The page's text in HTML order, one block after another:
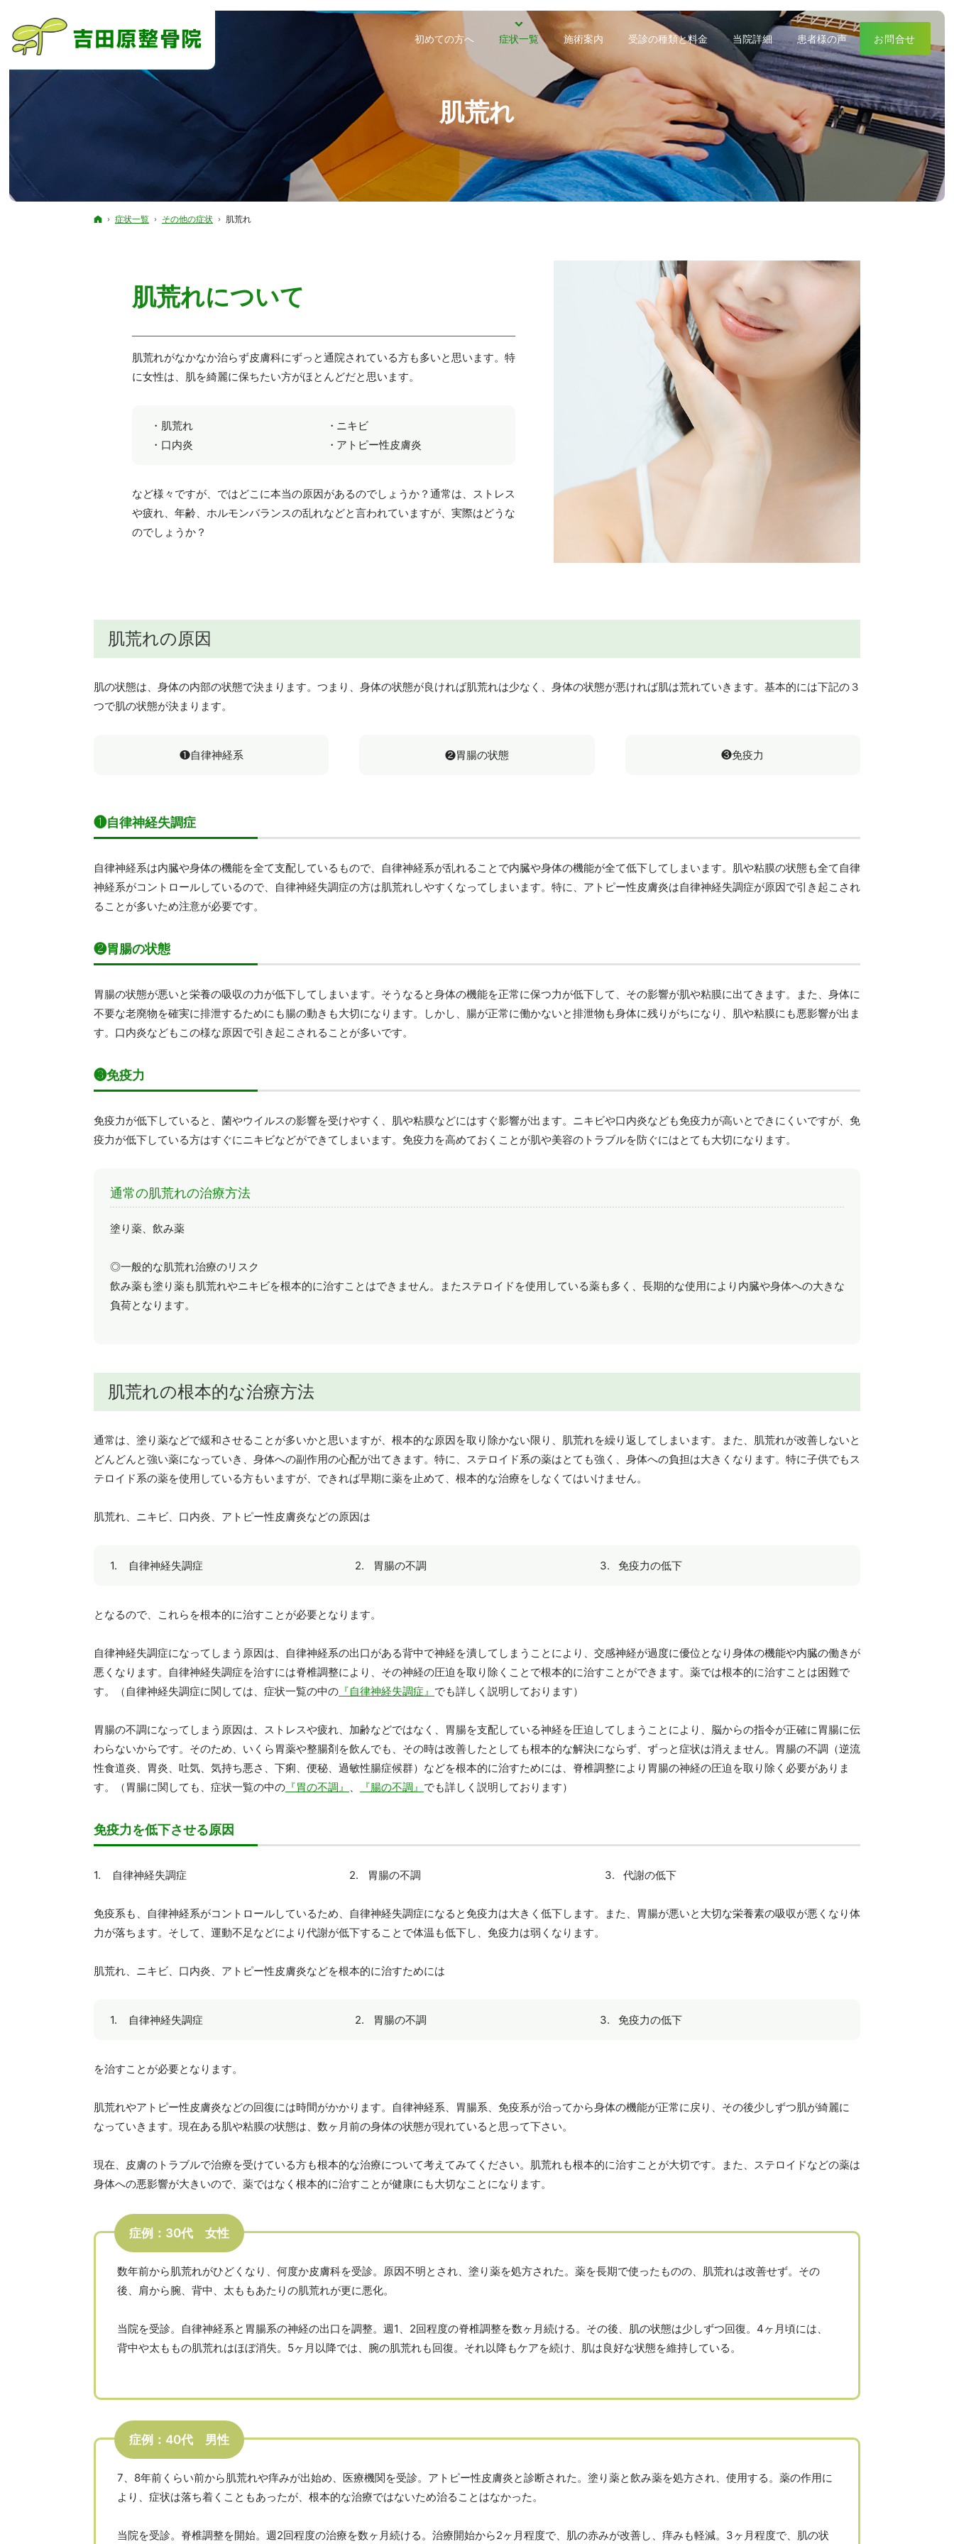
肌荒れ
ホーム
症状一覧 その他の症状 肌荒れ
肌荒れについて
肌荒れがなかなか治らず皮膚科にずっと通院されている方も多いと思います。特
に女性は、肌を綺麗に保ちたい方がほとんどだと思います。
肌荒れ
ニキビ
口内炎
アトピー性皮膚炎
など様々ですが、ではどこに本当の原因があるのでしょうか？通常は、ストレス
や疲れ、年齢、ホルモンバランスの乱れなどと言われていますが、実際はどうな
のでしょうか？
肌荒れの原因
肌の状態は、身体の内部の状態で決まります。つまり、身体の状態が良ければ肌荒れは少なく、身体の状態が悪ければ肌は荒れていきます。基本的には下記の３
つで肌の状態が決まります。
❶自律神経系 ❷胃腸の状態 ❸免疫力
❶自律神経失調症
自律神経系は内臓や身体の機能を全て支配しているもので、自律神経系が乱れることで内臓や身体の機能が全て低下してしまいます。肌や粘膜の状態も全て自律
神経系がコントロールしているので、自律神経失調症の方は肌荒れしやすくなってしまいます。特に、アトピー性皮膚炎は自律神経失調症が原因で引き起こされ
ることが多いため注意が必要です。
❷胃腸の状態
胃腸の状態が悪いと栄養の吸収の力が低下してしまいます。そうなると身体の機能を正常に保つ力が低下して、その影響が肌や粘膜に出てきます。また、身体に
不要な老廃物を確実に排泄するためにも腸の動きも大切になります。しかし、腸が正常に働かないと排泄物も身体に残りがちになり、肌や粘膜にも悪影響が出ま
す。口内炎などもこの様な原因で引き起こされることが多いです。
❸免疫力
免疫力が低下していると、菌やウイルスの影響を受けやすく、肌や粘膜などにはすぐ影響が出ます。ニキビや口内炎なども免疫力が高いとできにくいですが、免
疫力が低下している方はすぐにニキビなどができてしまいます。免疫力を高めておくことが肌や美容のトラブルを防ぐにはとても大切になります。
通常の肌荒れの治療方法
塗り薬、飲み薬
◎一般的な肌荒れ治療のリスク
飲み薬も塗り薬も肌荒れやニキビを根本的に治すことはできません。またステロイドを使用している薬も多く、長期的な使用により内臓や身体への大きな
負荷となります。
肌荒れの根本的な治療方法
通常は、塗り薬などで緩和させることが多いかと思いますが、根本的な原因を取り除かない限り、肌荒れを繰り返してしまいます。また、肌荒れが改善しないと
どんどんと強い薬になっていき、身体への副作用の心配が出てきます。特に、ステロイド系の薬はとても強く、身体への負担は大きくなります。特に子供でもス
テロイド系の薬を使用している方もいますが、できれば早期に薬を止めて、根本的な治療をしなくてはいけません。
肌荒れ、ニキビ、口内炎、アトピー性皮膚炎などの原因は
自律神経失調症 胃腸の不調 免疫力の低下
となるので、これらを根本的に治すことが必要となります。
自律神経失調症になってしまう原因は、自律神経系の出口がある背中で神経を潰してしまうことにより、交感神経が過度に優位となり身体の機能や内臓の働きが
悪くなります。自律神経失調症を治すには脊椎調整により、その神経の圧迫を取り除くことで根本的に治すことができます。薬では根本的に治すことは困難で
す。（自律神経失調症に関しては、症状一覧の中の 『自律神経失調症』 でも詳しく説明しております）
胃腸の不調になってしまう原因は、ストレスや疲れ、加齢などではなく、胃腸を支配している神経を圧迫してしまうことにより、脳からの指令が正確に胃腸に伝
わらないからです。そのため、いくら胃薬や整腸剤を飲んでも、その時は改善したとしても根本的な解決にならず、ずっと症状は消えません。胃腸の不調（逆流
性食道炎、胃炎、吐気、気持ち悪さ、下痢、便秘、過敏性腸症候群）などを根本的に治すためには、脊椎調整により胃腸の神経の圧迫を取り除く必要がありま
す。（胃腸に関しても、症状一覧の中の 『胃の不調』 、 『腸の不調』 でも詳しく説明しております）
免疫力を低下させる原因
自律神経失調症 胃腸の不調 代謝の低下
免疫系も、自律神経系がコントロールしているため、自律神経失調症になると免疫力は大きく低下します。また、胃腸が悪いと大切な栄養素の吸収が悪くなり体
力が落ちます。そして、運動不足などにより代謝が低下することで体温も低下し、免疫力は弱くなります。
肌荒れ、ニキビ、口内炎、アトピー性皮膚炎などを根本的に治すためには
自律神経失調症 胃腸の不調 免疫力の低下
を治すことが必要となります。
肌荒れやアトピー性皮膚炎などの回復には時間がかかります。自律神経系、胃腸系、免疫系が治ってから身体の機能が正常に戻り、その後少しずつ肌が綺麗に
なっていきます。現在ある肌や粘膜の状態は、数ヶ月前の身体の状態が現れていると思って下さい。
現在、皮膚のトラブルで治療を受けている方も根本的な治療について考えてみてください。肌荒れも根本的に治すことが大切です。また、ステロイドなどの薬は
身体への悪影響が大きいので、薬ではなく根本的に治すことが健康にも大切なことになります。
症例：30代 女性
数年前から肌荒れがひどくなり、何度か皮膚科を受診。原因不明とされ、塗り薬を処方された。薬を長期で使ったものの、肌荒れは改善せず。その
後、肩から腕、背中、太ももあたりの肌荒れが更に悪化。
当院を受診。自律神経系と胃腸系の神経の出口を調整。週1、2回程度の脊椎調整を数ヶ月続ける。その後、肌の状態は少しずつ回復。4ヶ月頃には、
背中や太ももの肌荒れはほぼ消失。5ヶ月以降では、腕の肌荒れも回復。それ以降もケアを続け、肌は良好な状態を維持している。
症例：40代 男性
7、8年前くらい前から肌荒れや痒みが出始め、医療機関を受診。アトピー性皮膚炎と診断された。塗り薬と飲み薬を処方され、使用する。薬の作用に
より、症状は落ち着くこともあったが、根本的な治療ではないため治ることはなかった。
当院を受診。脊椎調整を開始。週2回程度の治療を数ヶ月続ける。治療開始から2ヶ月程度で、肌の赤みが改善し、痒みも軽減。3ヶ月程度で、肌の状
初めての方へ 症状一覧 施術案内 受診の種類と料金 当院詳細 患者様の声 お問合せ